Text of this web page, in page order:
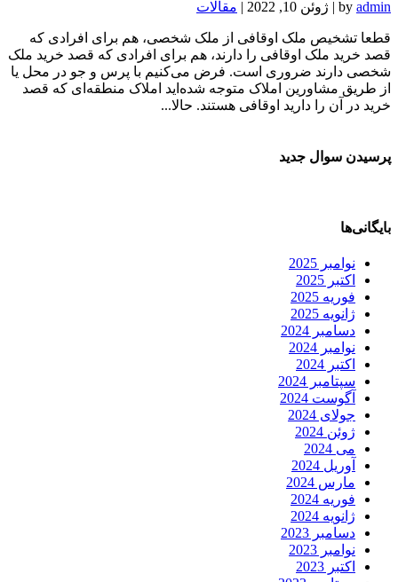
by admin
| ژوئن 10, 2022 | مقالات
قطعا تشخیص ملک اوقافی از ملک شخصی، هم برای افرادی که
قصد خرید ملک اوقافی را دارند، هم برای افرادی که قصد خرید ملک
شخصی دارند ضروری است. فرض می‌کنیم با پرس و جو در محل یا
از طریق مشاورین املاک متوجه شده‌اید املاک منطقه‌ای که قصد
خرید در آن را دارید اوقافی هستند. حالا...
پرسیدن سوال جدید
بایگانی‌ها
نوامبر 2025
اکتبر 2025
فوریه 2025
ژانویه 2025
دسامبر 2024
نوامبر 2024
اکتبر 2024
سپتامبر 2024
آگوست 2024
جولای 2024
ژوئن 2024
می 2024
آوریل 2024
مارس 2024
فوریه 2024
ژانویه 2024
دسامبر 2023
نوامبر 2023
اکتبر 2023